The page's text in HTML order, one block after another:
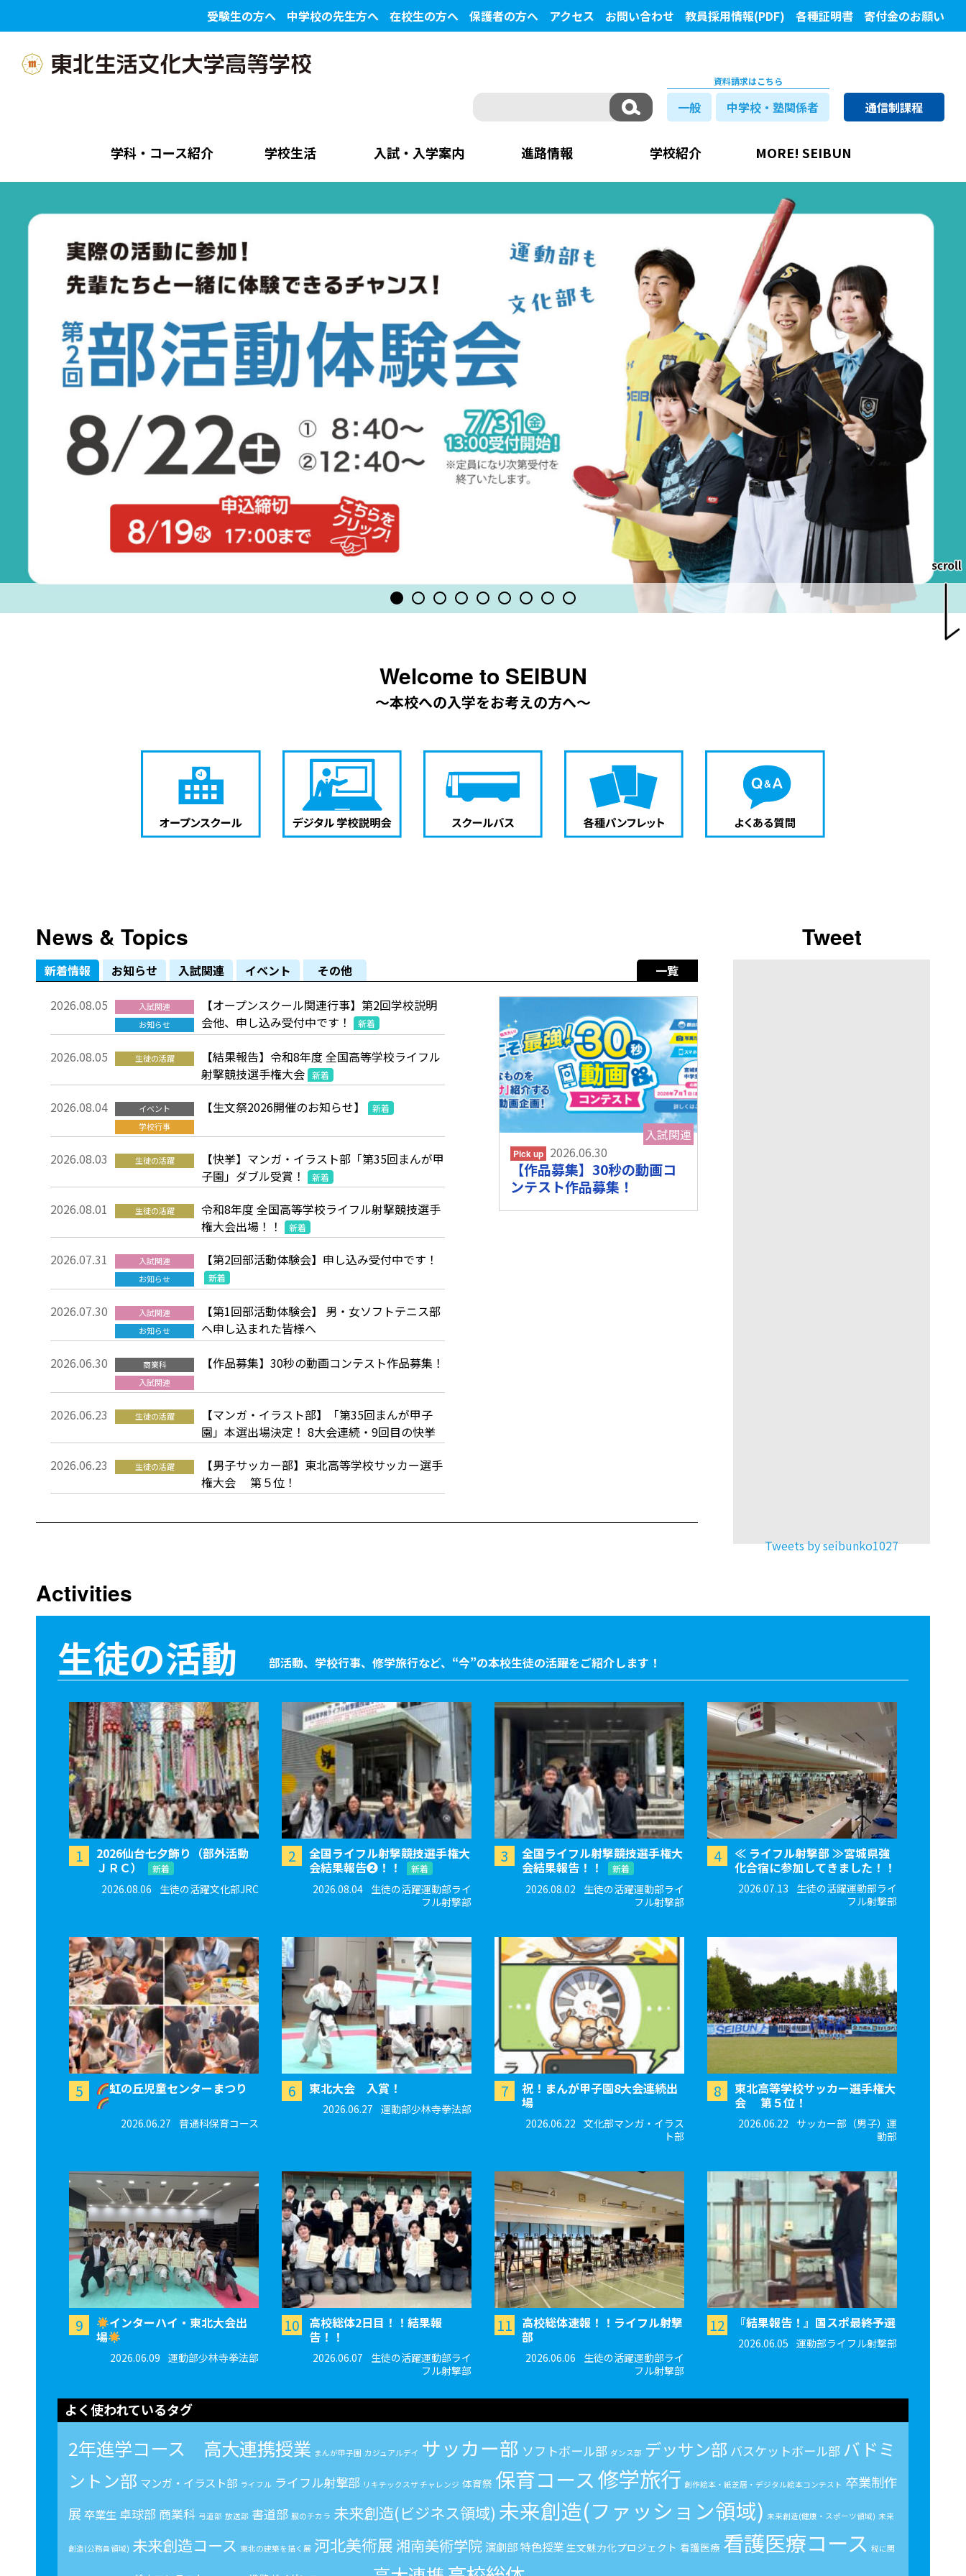
受験生の方へ 中学校の先生方へ 在校生の方へ 保護者の方へ アクセス お問い合わせ 教員採用情報(PDF) 各種証明書 寄付金のお願い
資料請求はこちら
一般 中学校・塾関係者 通信制課程
学科・コース紹介 学校生活 入試・入学案内 進路情報 学校紹介 MORE! SEIBUN
Welcome to SEIBUN
～本校への入学をお考えの方へ～
News & Topics
一覧
新着情報 お知らせ 入試関連 イベント
その他
2026.08.05
入試関連
お知らせ
【オープンスクール関連行事】第2回学校説明
会他、申し込み受付中です！
新着
2026.08.05 生徒の活躍
【結果報告】令和8年度 全国高等学校ライフル
射撃競技選手権大会 新着
2026.08.04
イベント
学校行事
【生文祭2026開催のお知らせ】 新着
2026.08.03 生徒の活躍
【快挙】マンガ・イラスト部「第35回まんが甲
子園」ダブル受賞！
新着
2026.08.01 生徒の活躍
令和8年度 全国高等学校ライフル射撃競技選手
権大会出場！！
新着
2026.07.31
入試関連
お知らせ
【第2回部活動体験会】申し込み受付中です！
新着
2026.07.30
入試関連
お知らせ
【第1回部活動体験会】 男・女ソフトテニス部
へ申し込まれた皆様へ
2026.06.30
商業科
入試関連
【作品募集】30秒の動画コンテスト作品募集！
2026.06.23 生徒の活躍
【マンガ・イラスト部】「第35回まんが甲子
園」本選出場決定！ 8大会連続・9回目の快挙
2026.06.23
生徒の活躍
【男子サッカー部】東北高等学校サッカー選手
権大会 第５位！
Pick up 2026.06.30
【作品募集】30秒の動画コ
ンテスト作品募集！
商業科
入試関連
Tweet
Tweets by seibunko1027
Activities
生徒の活動 部活動、学校行事、修学旅行など、“今”の本校生徒の活躍をご紹介します！
1
2026仙台七夕飾り（部外活動
ＪＲＣ）
新着
2026.08.06 生徒の活躍文化部JRC
2
全国ライフル射撃競技選手権大
会結果報告❷！！
新着
2026.08.04 生徒の活躍運動部ライ
フル射撃部
3
全国ライフル射撃競技選手権大
会結果報告！！
新着
2026.08.02
生徒の活躍運動部ライ
フル射撃部
4
≪ ライフル射撃部 ≫宮城県強
化合宿に参加してきました！！
2026.07.13
生徒の活躍運動部ライ
フル射撃部
5 虹の丘児童センターまつり
2026.06.27 普通科保育コース
6 東北大会 入賞！
2026.06.27 運動部少林寺拳法部
7
祝！まんが甲子園8大会連続出
場
2026.06.22 文化部マンガ・イラス
ト部
8
東北高等学校サッカー選手権大
会 第５位！
2026.06.22
サッカー部（男子）運
動部
9
インターハイ・東北大会出
場
2026.06.09 運動部少林寺拳法部
10
高校総体2日目！！結果報
告！！
2026.06.07
生徒の活躍運動部ライ
フル射撃部
11
高校総体速報！！ライフル射撃
部
2026.06.06
生徒の活躍運動部ライ
フル射撃部
12 『結果報告！』国スポ最終予選
2026.06.05 運動部ライフル射撃部
よく使われているタグ
2年進学コース 高大連携授業 まんが甲子園 カジュアルデイ サッカー部 ソフトボール部 ダンス部 デッサン部 バスケットボール部 バドミ
ントン部 マンガ・イラスト部 ライフル ライフル射撃部 リキテックスザ チャレンジ 体育祭 保育コース修学旅行 創作絵本・紙芝居・デジタル絵本コンテスト 卒業制作
展 卒業生 卓球部 商業科 弓道部 放送部 書道部 服のチカラ 未来創造(ビジネス領域) 未来創造(ファッション領域) 未来創造(健康・スポーツ領域) 未来
創造(公務員領域) 未来創造コース 東北の建築を描く展 河北美術展湘南美術学院 演劇部特色授業 生文魅力化プロジェクト 看護医療 看護医療コース 税に関